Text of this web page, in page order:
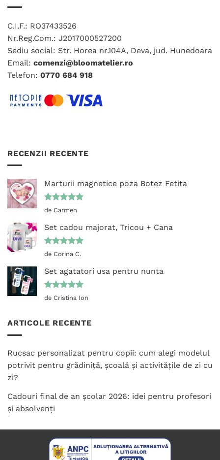
C.I.F.: RO37433526
Nr.Reg.Com.: J2017000527200
Sediu social: Str. Horea nr.104A, Deva, jud. Hunedoara
Email: comenzi@bloomatelier.ro
Telefon: 0770 684 918
RECENZII RECENTE
Marturii magnetice poza Botez Fetita
Evaluat la
de Carmen
Set cadou majorat, Tricou + Cana
Evaluat la
de Corina C.
Set agatatori usa pentru nunta
Evaluat la
de Cristina Ion
ARTICOLE RECENTE
Rucsac personalizat pentru copii: cum alegi modelul
potrivit pentru grădiniță, școală și activitățile de zi cu
zi?
Cadouri final de an școlar 2026: idei pentru profesori
și absolvenți